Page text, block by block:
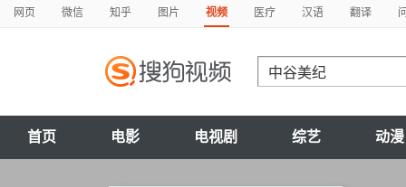
网页 微信 知乎 图片 视频 医疗 汉语 翻译
首页 电影 电视剧 综艺 动漫